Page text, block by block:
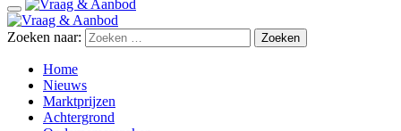
Zoeken naar:
Home
Nieuws
Marktprijzen
Achtergrond